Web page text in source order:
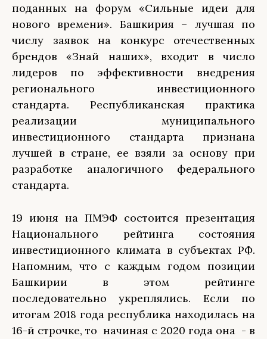
поданных на форум «Сильные идеи для
нового времени». Башкирия – лучшая по
числу заявок на конкурс отечественных
брендов «Знай наших», входит в число
лидеров по эффективности внедрения
регионального инвестиционного
стандарта. Республиканская практика
реализации муниципального
инвестиционного стандарта признана
лучшей в стране, ее взяли за основу при
разработке аналогичного федерального
стандарта.
19 июня на ПМЭФ состоится презентация
Национального рейтинга состояния
инвестиционного климата в субъектах РФ.
Напомним, что с каждым годом позиции
Башкирии в этом рейтинге
последовательно укреплялись. Если по
итогам 2018 года республика находилась на
16-й строчке, то начиная с 2020 года она - в